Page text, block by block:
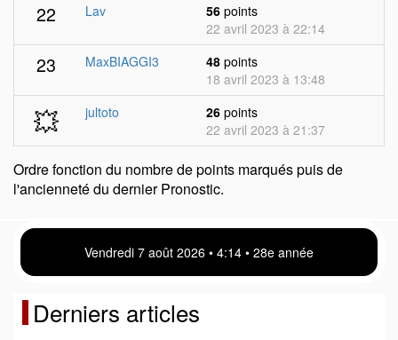
22 Lav 56 points
22 avril 2023 à 22:14
23 MaxBIAGGI3 48 points
18 avril 2023 à 13:48
💥 jultoto 26 points
22 avril 2023 à 21:37
Ordre fonction du nombre de points marqués puis de
l'ancienneté du dernier Pronostic.
Vendredi 7 août 2026 • 4 14 • 28e année
Derniers articles